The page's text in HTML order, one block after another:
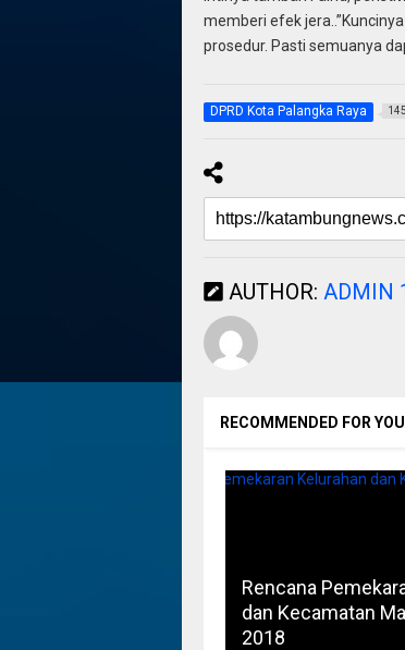
memberi efek
prosedur. Pasti semuanya
DPRD Kota Palangka Raya
AUTHOR: ADMIN
RECOMMENDED FOR YOU
Rencana
dan Kecamatan
2018